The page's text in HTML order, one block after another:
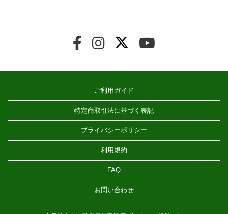
ご利用ガイド
特定商取引法に基づく表記
プライバシーポリシー
利用規約
FAQ
お問い合わせ